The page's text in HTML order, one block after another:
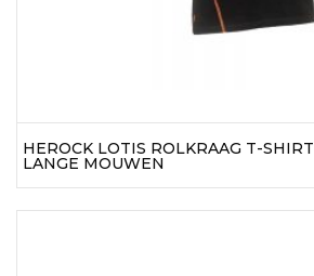
HEROCK LOTIS ROLKRAAG T-SHIRT
LANGE MOUWEN